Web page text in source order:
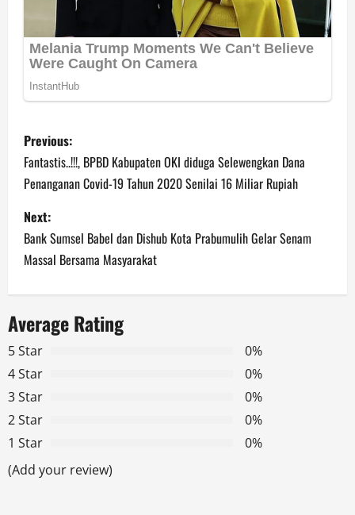
P
o
s
t
n
a
v
i
g
a
t
Previous:
Fantastis..!!!, BPBD Kabupaten OKI diduga Selewengkan Dana
Penanganan Covid-19 Tahun 2020 Senilai 16 Miliar Rupiah
Next:
Bank Sumsel Babel dan Dishub Kota Prabumulih Gelar Senam
Massal Bersama Masyarakat
Average Rating
5 Star
0%
4 Star
0%
3 Star
0%
2 Star
0%
1 Star
0%
(Add your review)